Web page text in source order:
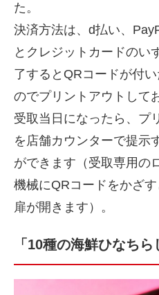
た。
決済方法は、d払い、
とクレジットカードのい
了するとQRコードが付
のでプリントアウトして
受取当日になったら、プ
を店舗カウンターで提示
ができます（受取専用の
機械にQRコードをかざ
扉が開きます）。
「10種の海鮮ひなちら